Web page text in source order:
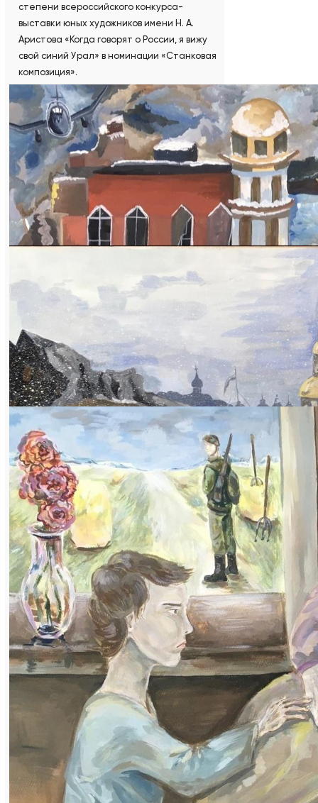
Все конкурсные работы (в состязании
также участвовала ещё одна
восьмиклассница этой школы Валерия
Галеева) посвящены 80-летию Победы в
Великой Отечественной войне (что было
дополнительной темой), выполнены
гуашью на акварельной бумаге формата
А2 – на уроках станковой композиции под
руководством преподавателя Веры
Алексеевны Мошкиной.
Все девочки – активные участницы
выставок, конкурсов различного уровня,
мастер-классов и других культурных
степени всероссийского конкурса-
выставки юных художников имени Н. А.
Аристова «Когда говорят о России, я вижу
свой синий Урал» в номинации «Станковая
композиция».